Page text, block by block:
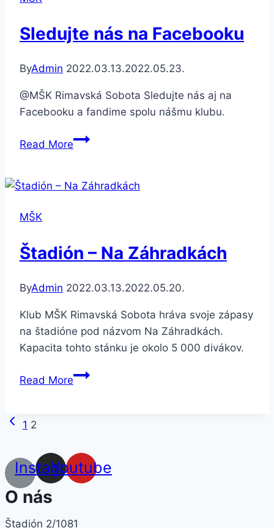
Sledujte nás na Facebooku
ByAdmin 2022.03.13.2022.05.23.
@MŠK Rimavská Sobota Sledujte nás aj na
Facebooku a fandime spolu nášmu klubu.
Read MoreSledujte
Facebooku
MŠK
Štadión – Na Záhradkách
ByAdmin 2022.03.13.2022.05.20.
Klub MŠK Rimavská Sobota hráva svoje zápasy
na štadióne pod názvom Na Záhradkách.
Kapacita tohto stánku je okolo 5 000 divákov.
Read MoreŠtadión
Page
navigation
Previous
1 2
Instagram
Youtube
O nás
Štadión 2/1081